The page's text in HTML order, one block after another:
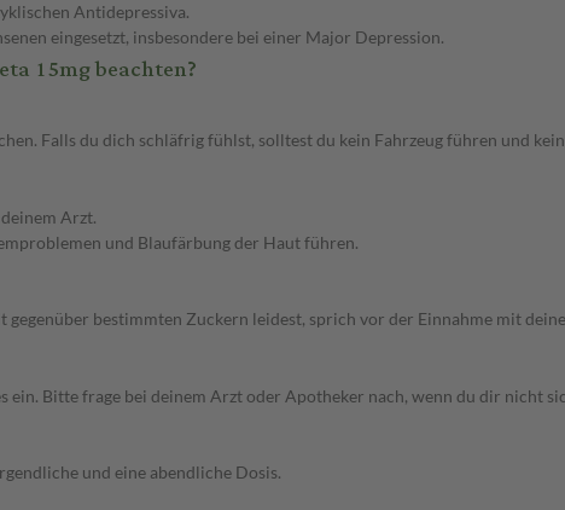
Antidepressiva.
eingesetzt, insbesondere bei einer Major Depression.
15mg beachten?
Falls du dich schläfrig fühlst, solltest du kein Fahrzeug führen und
Arzt.
und Blaufärbung der Haut führen.
bestimmten Zuckern leidest, sprich vor der Einnahme mit
Bitte frage bei deinem Arzt oder Apotheker nach, wenn du dir nicht
und eine abendliche Dosis.